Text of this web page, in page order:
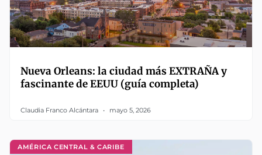
Nueva Orleans: la ciudad más EXTRAÑA y
fascinante de EEUU (guía completa)
Claudia Franco Alcántara mayo 5, 2026
AMÉRICA CENTRAL & CARIBE